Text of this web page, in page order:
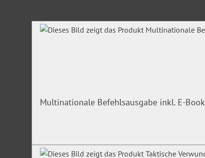
Produktgalerie überspringen
Multinationale Befehlsausgabe inkl. E-Book